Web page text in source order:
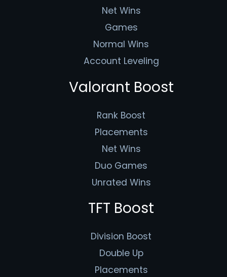
Net Wins
Games
Normal Wins
Account Leveling
Valorant Boost
Rank Boost
Placements
Net Wins
Duo Games
Unrated Wins
TFT Boost
Division Boost
Double Up
Placements